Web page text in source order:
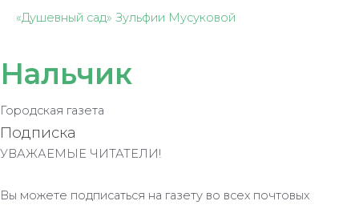
«Душевный сад» Зульфии Мусуковой
Нальчик
Городская газета
Подписка
УВАЖАЕМЫЕ ЧИТАТЕЛИ!
Вы можете подписаться на газету во всех почтовых